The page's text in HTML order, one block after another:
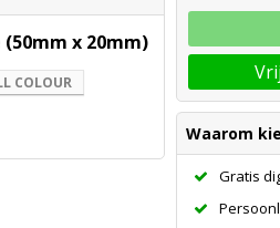
x 20mm)
COLOUR
Waarom
Gratis